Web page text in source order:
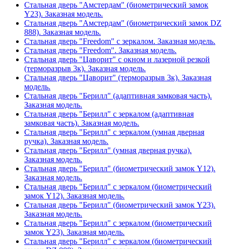
Стальная дверь "Амстердам" (биометрический замок
Y23). Заказная модель.
Стальная дверь "Амстердам" (биометрический замок DZ
888). Заказная модель.
Стальная дверь "Freedom" с зеркалом. Заказная модель.
Стальная дверь "Freedom". Заказная модель.
Стальная дверь "Цаворит" с окном и лазерной резкой
(терморазрыв 3к). Заказная модель.
Стальная дверь "Цаворит" (терморазрыв 3к). Заказная
модель.
Стальная дверь "Берилл" (адаптивная замковая часть).
Заказная модель.
Стальная дверь "Берилл" с зеркалом (адаптивная
замковая часть). Заказная модель.
Стальная дверь "Берилл" с зеркалом (умная дверная
ручка). Заказная модель.
Стальная дверь "Берилл" (умная дверная ручка).
Заказная модель.
Стальная дверь "Берилл" (биометрический замок Y12).
Заказная модель.
Стальная дверь "Берилл" с зеркалом (биометрический
замок Y12). Заказная модель.
Стальная дверь "Берилл" (биометрический замок Y23).
Заказная модель.
Стальная дверь "Берилл" с зеркалом (биометрический
замок Y23). Заказная модель.
Стальная дверь "Берилл" с зеркалом (биометрический